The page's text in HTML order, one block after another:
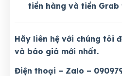
tiền hàng và tiền Grab
Hãy liên hệ với chúng tôi
và báo giá mới nhất.
Điện thoại – Zalo –